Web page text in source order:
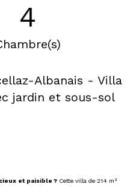
4
Albanais - Villa
jardin et sous-sol
et paisible ? Cette villa de 214 m²